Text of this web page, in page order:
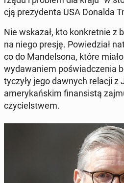
cją pre­zy­den­ta USA Donalda
Nie wskazał, kto kon­kret­nie z
na niego presję. Po­wie­dział
co do Man­del­so­na, które
wy­da­wa­niem po­świad­cze­nia
ty­czy­ły jego dawnych relacji z
ame­ry­kań­skim fi­nan­si­stą
czy­ciel­stwem.